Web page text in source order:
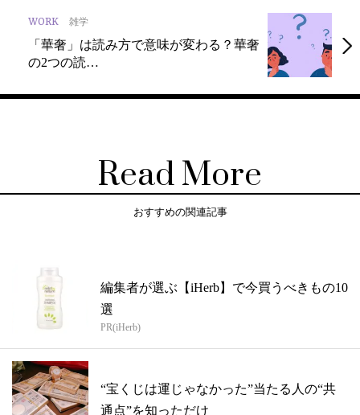
WORK 雑学
「華奢」は読み方で意味が変わる？華奢
の2つの読…
Read More
おすすめの関連記事
編集者が選ぶ【iHerb】で今買うべきもの10
選
PR(iHerb)
“宝くじは運じゃなかった”当たる人の“共
通点”を知っただけ